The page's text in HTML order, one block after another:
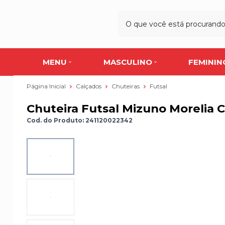
MENU MASCULINO
Página Inicial Calçados Chuteiras Futsal
Chuteira Futsal Mizuno Morelia
Cod. do Produto: 241120022342